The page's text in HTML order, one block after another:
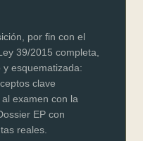
por fin con el
39/2015 completa,
esquematizada:
clave
examen con la
EP con
reales.